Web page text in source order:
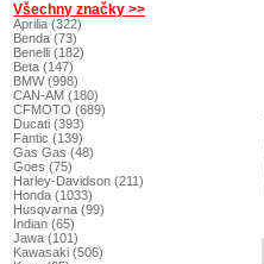
Všechny značky >>
Aprilia (322)
Benda (73)
Benelli (182)
Beta (147)
BMW (998)
CAN-AM (180)
CFMOTO (689)
Ducati (393)
Fantic (139)
Gas Gas (48)
Goes (75)
Harley-Davidson (211)
Honda (1033)
Husqvarna (99)
Indian (65)
Jawa (101)
Kawasaki (506)